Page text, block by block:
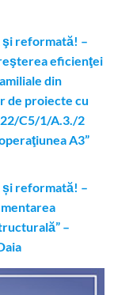
şi reformată! –
eficienţei
din
de proiecte cu
C5/1/A.3./2
A3”
și reformată! –
–